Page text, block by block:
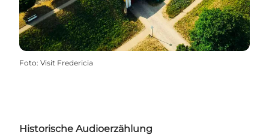
Foto: Visit Fredericia
Historische Audioerzählung